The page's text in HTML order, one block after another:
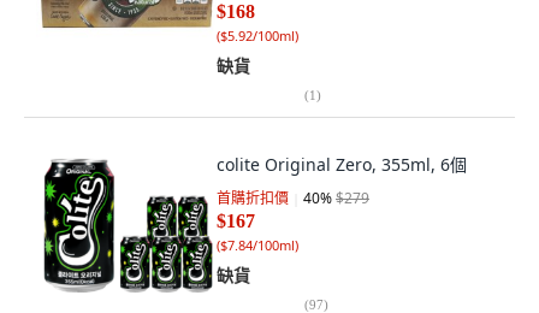
$168
($5.92/100ml)
缺貨
(1)
colite Original Zero, 355ml, 6個
首購折扣價 40%$279
$167
($7.84/100ml)
缺貨
(97)